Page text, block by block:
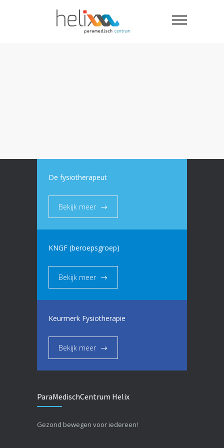
De fysiotherapeut
Bekijk meer
KNGF (beroepsgroep)
Bekijk meer
Keurmerk Fysiotherapie
Bekijk meer
ParaMedischCentrum Helix
Gezond bewegen voor iedereen!